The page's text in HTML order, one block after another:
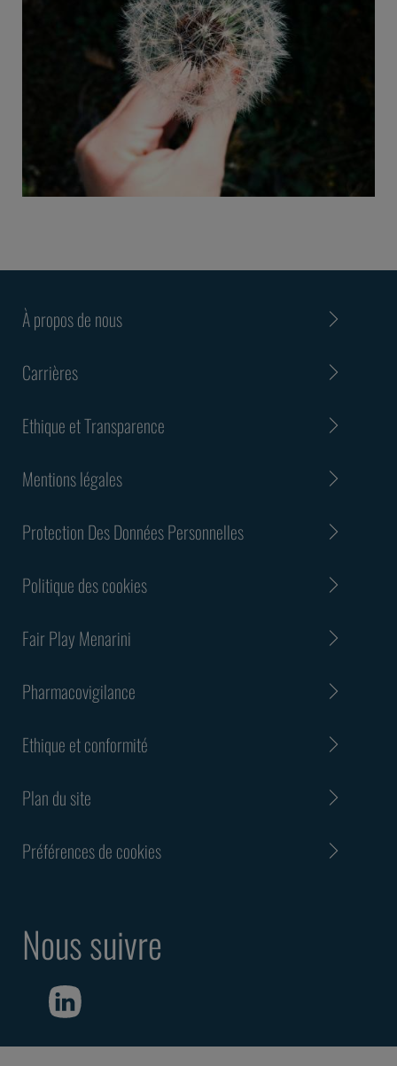
À propos de nous
Carrières
Ethique et Transparence
Mentions légales
Protection Des Données Personnelles
Politique des cookies
Fair Play Menarini
Pharmacovigilance
Ethique et conformité
Plan du site
Préférences de cookies
Nous suivre